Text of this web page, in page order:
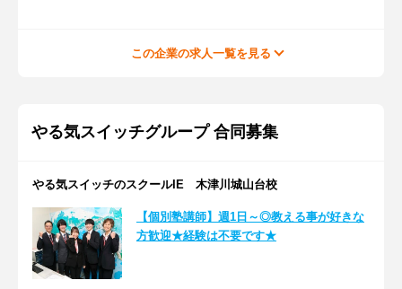
この企業の求人一覧を見る
やる気スイッチグループ 合同募集
やる気スイッチのスクールIE 木津川城山台校
【個別塾講師】週1日～◎教える事が好きな
方歓迎★経験は不要です★